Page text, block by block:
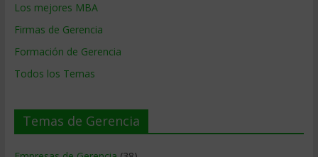
Los mejores MBA
Firmas de Gerencia
Formación de Gerencia
Todos los Temas
Temas de Gerencia